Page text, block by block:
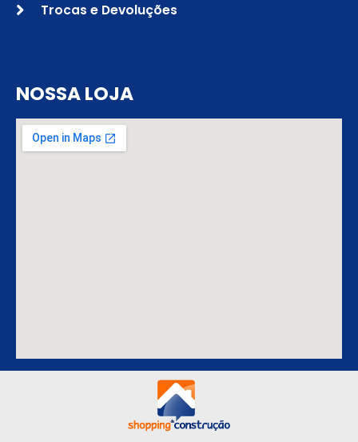
Trocas e Devoluções
NOSSA LOJA